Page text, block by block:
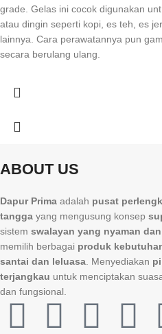
grade. Gelas ini cocok digunakan
atau dingin seperti kopi, es teh, es
lainnya. Cara perawatannya pun
secara berulang ulang.
ABOUT US
Dapur Prima adalah pusat
tangga yang mengusung konsep
sistem swalayan yang nyaman
memilih berbagai produk
santai dan leluasa . Menyediakan
terjangkau untuk menciptakan
dan fungsional.